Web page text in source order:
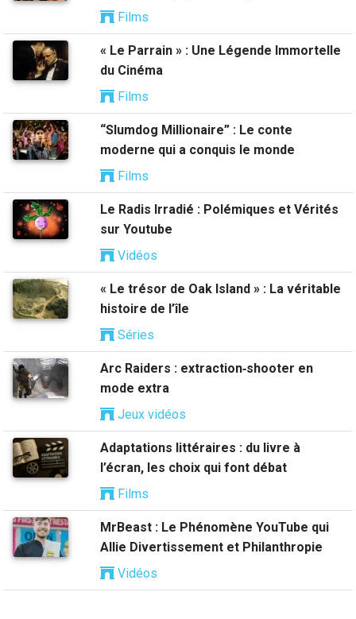
Films
« Le Parrain » : Une Légende Immortelle
du Cinéma
Films
“Slumdog Millionaire” : Le conte
moderne qui a conquis le monde
Films
Le Radis Irradié : Polémiques et Vérités
sur Youtube
Vidéos
« Le trésor de Oak Island » : La véritable
histoire de l’île
Séries
Arc Raiders : extraction‑shooter en
mode extra
Jeux vidéos
Adaptations littéraires : du livre à
l’écran, les choix qui font débat
Films
MrBeast : Le Phénomène YouTube qui
Allie Divertissement et Philanthropie
Vidéos